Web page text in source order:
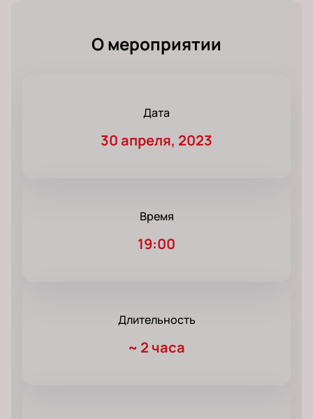
О мероприятии
Дата
30 апреля, 2023
Время
19:00
Длительность
~ 2 часа